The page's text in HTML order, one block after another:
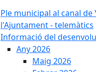
Ple municipal al canal de
l'Ajuntament - telemàtics
Informació del
Any 2026
Maig 2026